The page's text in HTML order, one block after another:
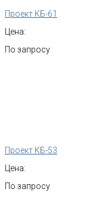
Проект КБ-61
Цена:
По запросу
Проект КБ-53
Цена:
По запросу